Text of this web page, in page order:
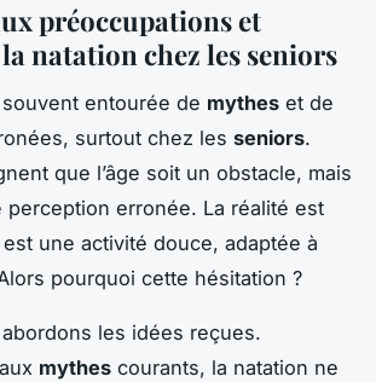
préoccupations et
natation chez les seniors
entourée de mythes et de
surtout chez les seniors.
que l’âge soit un obstacle, mais
perception erronée. La réalité est
une activité douce, adaptée à
pourquoi cette hésitation ?
les idées reçues.
mythes courants, la natation ne